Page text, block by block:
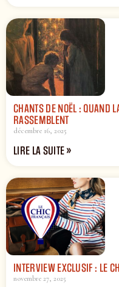
CHANTS DE NOËL : QUAND
RASSEMBLENT
décembre 16, 2025
LIRE LA SUITE »
INTERVIEW EXCLUSIF : LE
novembre 27, 2025